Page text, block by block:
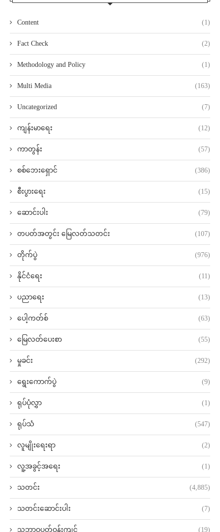
Content (1)
Fact Check (2)
Methodology and Policy (1)
Multi Media (163)
Uncategorized (7)
ကျန်းမာရေး (12)
ကာတွန်း (57)
စစ်ဘေးရှောင် (386)
စီးပွားရေး (15)
ဆောင်းပါး (79)
တပတ်အတွင်း မြေလတ်သတင်း (107)
တိုက်ပွဲ (976)
နိုင်ငံရေး (11)
ပညာရေး (13)
ပေါ့ကတ်စ် (63)
မြေလတ်ပေးစာ (55)
မှုခင်း (292)
ရွေးကောက်ပွဲ (9)
ရုပ်ပုံလွှာ (1)
ရုပ်သံ (547)
လူမျိုးရေးရာ (2)
လူ့အခွင့်အရေး (1)
သတင်း (4,885)
သတင်းဆောင်းပါး (7)
သဘာဝပတ်ဝန်းကျင် (19)